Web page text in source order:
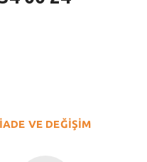
İADE VE DEĞİŞİM